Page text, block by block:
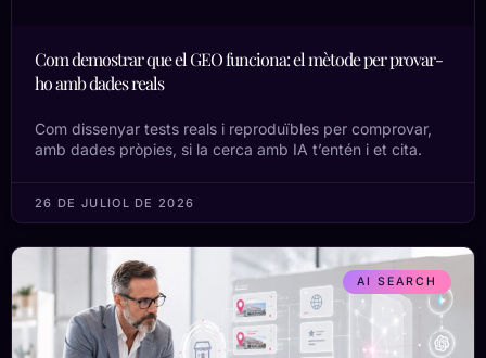
Com demostrar que el GEO funciona: el mètode per provar-
ho amb dades reals
Com dissenyar tests reals i reproduïbles per comprovar,
amb dades pròpies, si la cerca amb IA t’entén i et cita.
26 DE JULIOL DE 2026
AI SEARCH